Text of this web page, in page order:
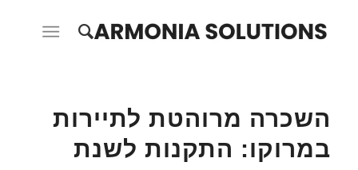
השכרה מרוהטת לתיירות
במרוקו: התקנות לשנת